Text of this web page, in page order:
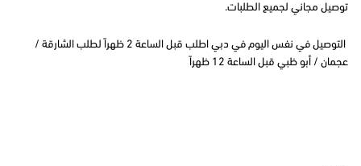
توصيل مجاني لجميع الطلبات.
التوصيل في نفس اليوم في دبي اطلب قبل الساعة 2 ظهراً لطلب الشارقة /
عجمان / أبو ظبي قبل الساعة 12 ظهراً